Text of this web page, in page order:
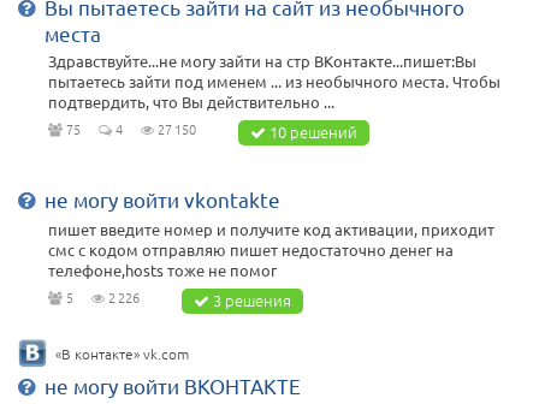
Вы пытаетесь зайти на сайт из необычного
места
Здравствуйте...не могу зайти на стр ВКонтакте...пишет:Вы
пытаетесь зайти под именем ... из необычного места. Чтобы
подтвердить, что Вы действительно ...
75 4 27 150 10 решений
не могу войти vkontakte
пишет введите номер и получите код активации, приходит
смс с кодом отправляю пишет недостаточно денег на
телефоне,hosts тоже не помог
5 2 226 3 решения
«В контакте» vk.com
не могу войти ВКОНТАКТЕ